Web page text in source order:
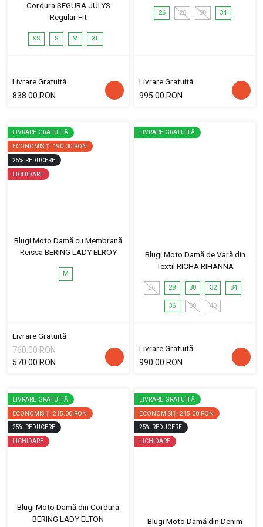
Cordura SEGURA JULYS
Regular Fit
XS S M XL
Livrare Gratuită
838.00 RON
26 28 30 34
Livrare Gratuită
995.00 RON
LIVRARE GRATUITĂ
ECONOMISIȚI 190.00 RON
25% REDUCERE
LICHIDARE
Blugi Moto Damă cu Membrană
Reissa BERING LADY ELROY
M
Livrare Gratuită
760.00 RON
570.00 RON
LIVRARE GRATUITĂ
Blugi Moto Damă de Vară din
Textil RICHA RIHANNA
26 28 30 32 34
36 38 40
Livrare Gratuită
990.00 RON
LIVRARE GRATUITĂ
ECONOMISIȚI 215.00 RON
25% REDUCERE
LICHIDARE
Blugi Moto Damă din Cordura
BERING LADY ELTON
LIVRARE GRATUITĂ
ECONOMISIȚI 215.00 RON
25% REDUCERE
LICHIDARE
Blugi Moto Damă din Denim